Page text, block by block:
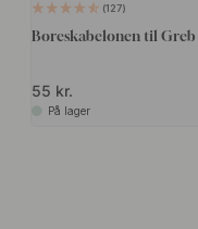
127
Boreskabelonen til
55 kr.
På lager